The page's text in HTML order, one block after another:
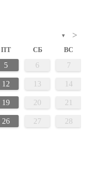
▼ >
ПТ СБ ВС
5 6 7
12 13 14
19 20 21
26 27 28